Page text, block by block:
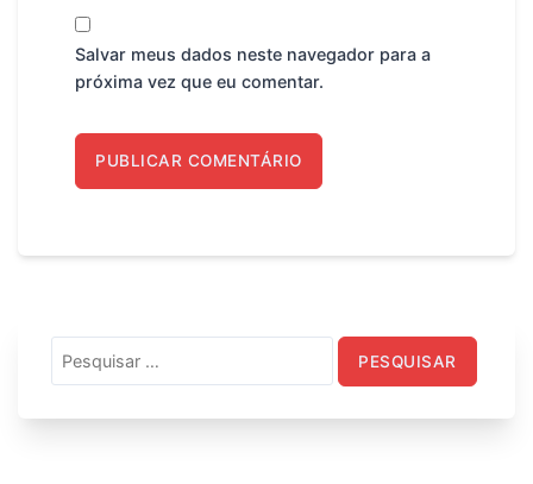
Salvar meus dados neste navegador para a
próxima vez que eu comentar.
por: